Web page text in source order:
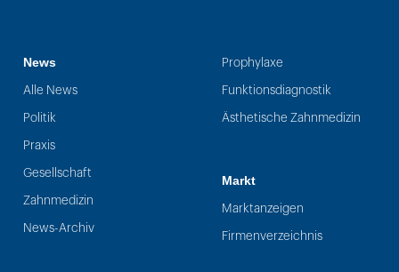
News
Alle News
Politik
Praxis
Gesellschaft
Zahnmedizin
News-Archiv
Prophylaxe
Funktionsdiagnostik
Ästhetische Zahnmedizin
Markt
Marktanzeigen
Firmenverzeichnis